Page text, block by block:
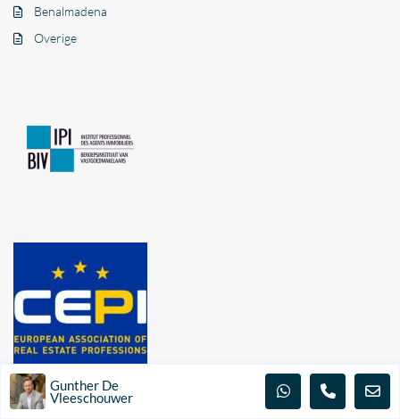
Benalmadena
Overige
Gunther De
Vleeschouwer